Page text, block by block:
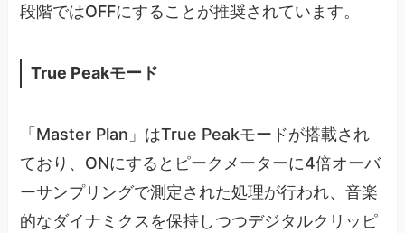
段階ではOFFにすることが推奨されています。
True Peakモード
「Master Plan」はTrue Peakモードが搭載され
ており、ONにするとピークメーターに4倍オーバ
ーサンプリングで測定された処理が行われ、音楽
的なダイナミクスを保持しつつデジタルクリッピ